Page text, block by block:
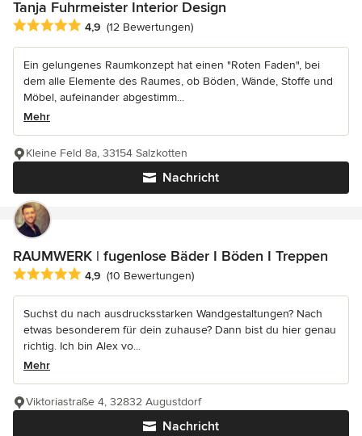
Tanja Fuhrmeister Interior Design
Durchschnittliche Bewertung: 4.9 von 5 Sternen
4,9 (12 Bewertungen)
Ein gelungenes Raumkonzept hat einen "Roten Faden", bei
dem alle Elemente des Raumes, ob Böden, Wände, Stoffe und
Möbel, aufeinander abgestimm...
Mehr
Nachricht
Kleine Feld 8a, 33154 Salzkotten
RAUMWERK | fugenlose Bäder I Böden I Treppen
Durchschnittliche Bewertung: 4.9 von 5 Sternen
4,9 (10 Bewertungen)
Suchst du nach ausdrucksstarken Wandgestaltungen? Nach
etwas besonderem für dein zuhause? Dann bist du hier genau
richtig. Ich bin Alex vo...
Mehr
Nachricht
Viktoriastraße 4, 32832 Augustdorf